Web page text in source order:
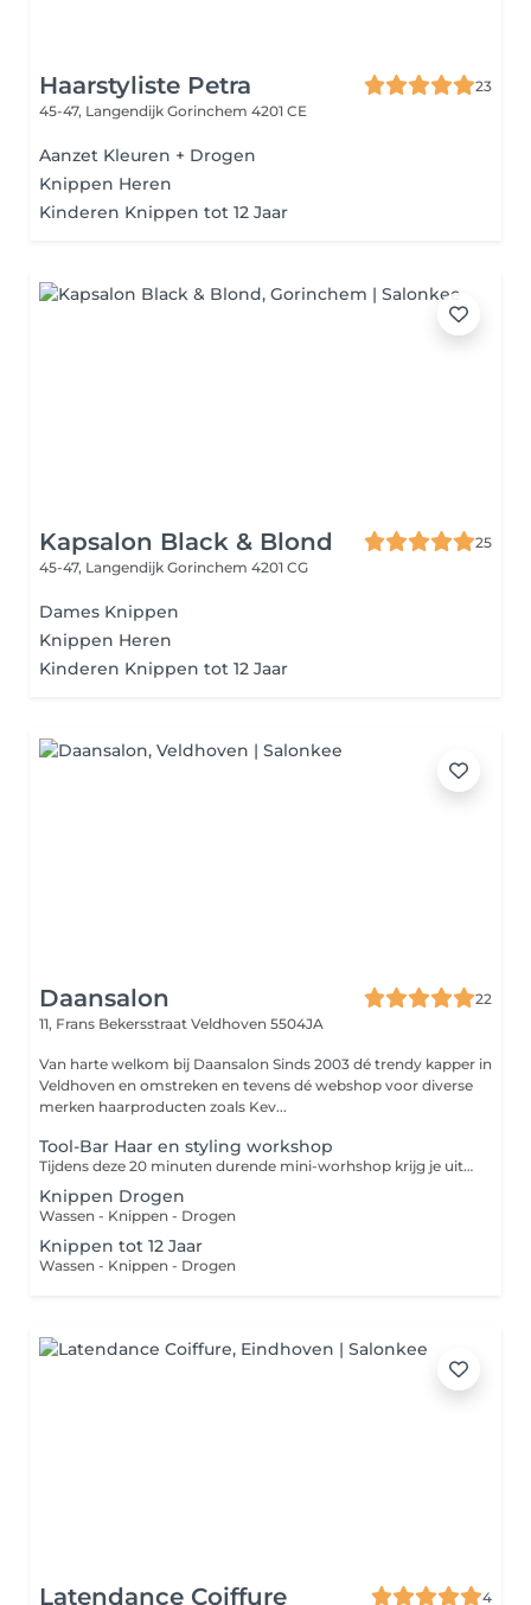
Haarstyliste Petra
23
45-47, Langendijk Gorinchem 4201 CE
Aanzet Kleuren + Drogen
Knippen Heren
Kinderen Knippen tot 12 Jaar
Kapsalon Black & Blond
25
45-47, Langendijk Gorinchem 4201 CG
Dames Knippen
Knippen Heren
Kinderen Knippen tot 12 Jaar
Daansalon
22
11, Frans Bekersstraat Veldhoven 5504JA
Van harte welkom bij Daansalon Sinds 2003 dé trendy kapper in
Veldhoven en omstreken en tevens dé webshop voor diverse
merken haarproducten zoals Kev...
Tool-Bar Haar en styling workshop
Tijdens deze 20 minuten durende mini-worhshop krijg je uitleg over verschillende warmtetools en hoe je deze op de juiste manier gebruikt. Tevens is er tijd om deze bij jezelf of een Doll-Head uit te proberen. Voor deze workshop wordt is een vooraf betaling verplicht, hiervoor wordt automatisch contact met u opgenomen.
Knippen Drogen
Wassen - Knippen - Drogen
Knippen tot 12 Jaar
Wassen - Knippen - Drogen
Latendance Coiffure 4